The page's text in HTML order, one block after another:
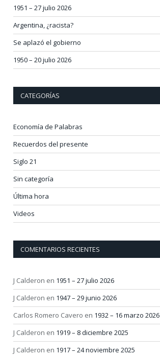
1951 – 27 julio 2026
Argentina, ¿racista?
Se aplazó el gobierno
1950 – 20 julio 2026
CATEGORÍAS
Economía de Palabras
Recuerdos del presente
Siglo 21
Sin categoría
Última hora
Videos
COMENTARIOS RECIENTES
J Calderon en 1951 – 27 julio 2026
J Calderon en 1947 – 29 junio 2026
Carlos Romero Cavero en 1932 – 16 marzo 2026
J Calderon en 1919 – 8 diciembre 2025
J Calderon en 1917 – 24 noviembre 2025